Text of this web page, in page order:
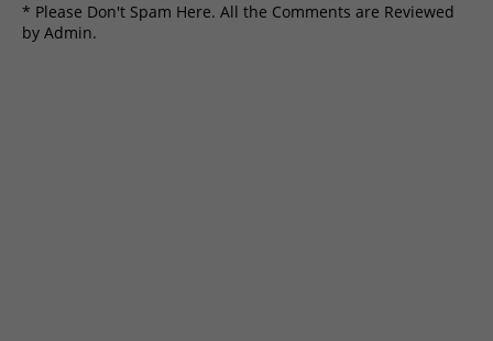
* Please Don't Spam Here. All the Comments are Reviewed
by Admin.